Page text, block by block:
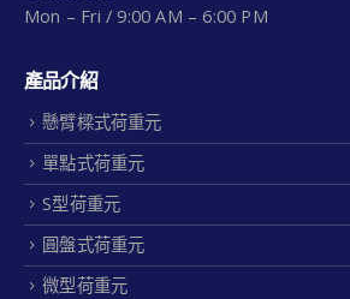
Mon – Fri / 9:00 AM – 6:00 PM
產品介紹
懸臂樑式荷重元
單點式荷重元
S型荷重元
圓盤式荷重元
微型荷重元